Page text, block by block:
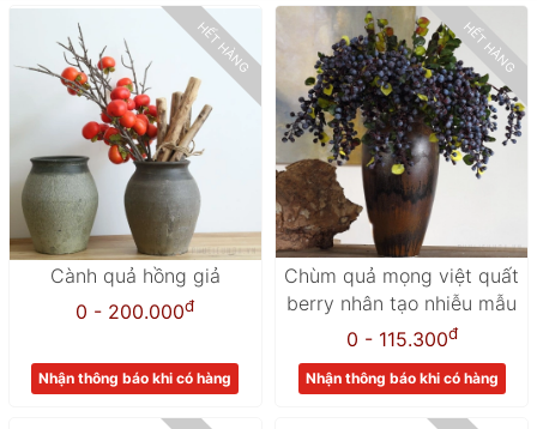
Cành quả hồng giả
0 - 200.000đ
Nhận thông báo khi có hàng
HẾT HÀNG
Chùm quả mọng việt quất
berry nhân tạo nhiễu mẫu
0 - 115.300đ
Nhận thông báo khi có hàng
HẾT HÀNG